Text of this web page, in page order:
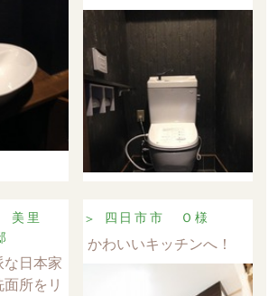
美里
日本家
所をリ
四日市市 Ｏ様
かわいいキッチンへ！